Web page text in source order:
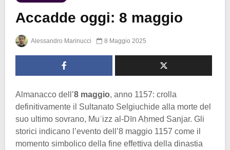
Accadde oggi: 8 maggio
Alessandro Marinucci 8 Maggio 2025
Almanacco dell’8 maggio, anno 1157: crolla
definitivamente il Sultanato Selgiuchide alla morte del
suo ultimo sovrano, Muʿizz al-Dīn Aḥmed Sanjar. Gli
storici indicano l’evento dell’8 maggio 1157 come il
momento simbolico della fine effettiva della dinastia